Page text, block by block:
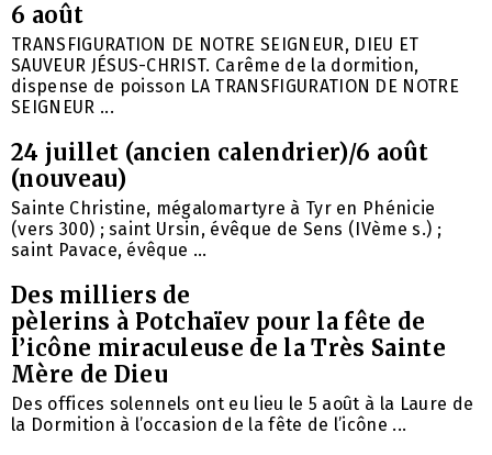
6 août
TRANSFIGURATION DE NOTRE SEIGNEUR, DIEU ET
SAUVEUR JÉSUS-CHRIST. Carême de la dormition,
dispense de poisson LA TRANSFIGURATION DE NOTRE
SEIGNEUR ...
24 juillet (ancien calendrier)/6 août
(nouveau)
Sainte Christine, mégalomartyre à Tyr en Phénicie
(vers 300) ; saint Ursin, évêque de Sens (IVème s.) ;
saint Pavace, évêque ...
Des milliers de
pèlerins à Potchaïev pour la fête de
l’icône miraculeuse de la Très Sainte
Mère de Dieu
Des offices solennels ont eu lieu le 5 août à la Laure de
la Dormition à l’occasion de la fête de l’icône ...